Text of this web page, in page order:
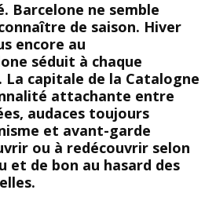
Barcelone ne semble
de saison. Hiver
encore au
séduit à chaque
La capitale de la Catalogne
attachante entre
audaces toujours
et avant-garde
ou à redécouvrir selon
et de bon au hasard des